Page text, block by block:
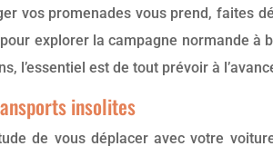
vos promenades vous prend, faites
explorer la campagne normande
l’essentiel est de tout prévoir à
insolites
de vous déplacer avec votre